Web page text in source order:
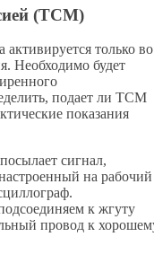
(TCM)
только во
Необходимо будет
подает ли TCM
показания
сигнал,
на рабочий
к жгуту
провод к